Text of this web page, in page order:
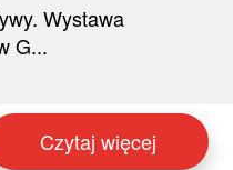
Wystawa
G...
Czytaj więcej